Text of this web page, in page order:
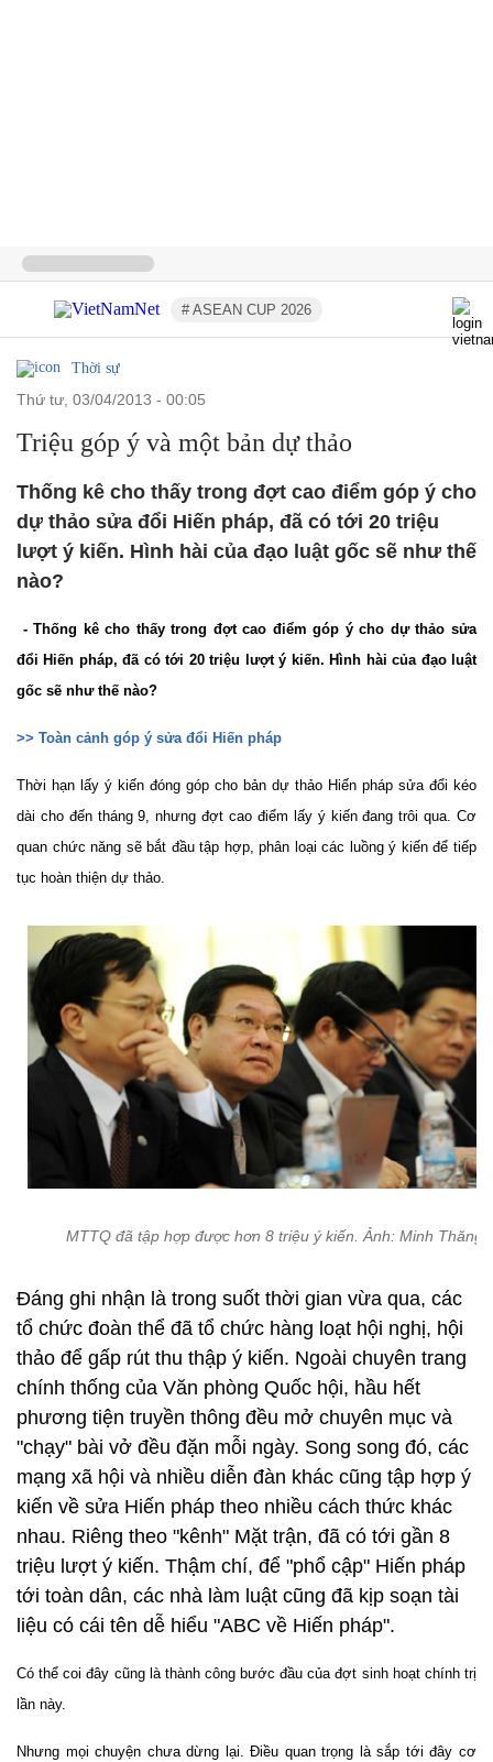
# ASEAN CUP 2026
Thời sự
thứ tư, 03/04/2013 - 00:05
Triệu góp ý và một bản dự thảo
Thống kê cho thấy trong đợt cao điểm góp ý cho
dự thảo sửa đổi Hiến pháp, đã có tới 20 triệu
lượt ý kiến. Hình hài của đạo luật gốc sẽ như thế
nào?
- Thống kê cho thấy trong đợt cao điểm góp ý cho dự thảo sửa
đổi Hiến pháp, đã có tới 20 triệu lượt ý kiến. Hình hài của đạo luật
gốc sẽ như thế nào?
>> Toàn cảnh góp ý sửa đổi Hiến pháp
Thời hạn lấy ý kiến đóng góp cho bản dự thảo Hiến pháp sửa đổi kéo
dài cho đến tháng 9, nhưngđợt cao điểm l ấy ý kiếnđang trôi qua. Cơ
quan chức năng sẽ bắt đầu tập hợp, phân loại các luồng ý kiến để tiếp
tục hoàn thiện dự thảo.
MTTQ đã tập hợp được hơn 8 triệu ý kiến. Ảnh: Minh Thăng
Đáng ghi nhận là trong suốt thời gian vừa qua, các
tổ chức đoàn thể đã tổ chức hàng loạt hội nghị, hội
thảo để gấp rút thu thập ý kiến. Ngoài chuyên trang
chính thống của Văn phòng Quốc hội, hầu hết
phương tiện truyền thông đều mở chuyên mục và
"chạy" bài vở đều đặn mỗi ngày. Song song đó, các
mạng xã hội và nhiều diễn đàn khác cũng tập hợp ý
kiến về sửa Hiến pháp theo nhiều cách thức khác
nhau. Riêng theo "kênh" Mặt trận, đã có tới gần 8
triệu lượt ý kiến. Thậm chí, để "phổ cập" Hiến pháp
tới toàn dân, các nhà làm luật cũng đã kịp soạn tài
liệu có cái tên dễ hiểu "ABC về Hiến pháp".
Có thể coi đây cũng là thành công bước đầu của đợt sinh hoạt chính trị
lần này.
Nhưng mọi chuyện chưa dừng lại. Điều quan trọng là sắp tới đây cơ